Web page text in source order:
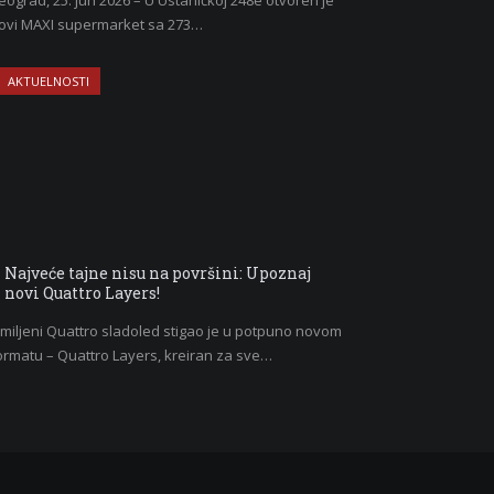
MAXI supermarket sa 273…
AKTUELNOSTI
Najveće tajne nisu na površini: Upoznaj
novi Quattro Layers!
Quattro sladoled stigao je u potpuno novom
– Quattro Layers, kreiran za sve…